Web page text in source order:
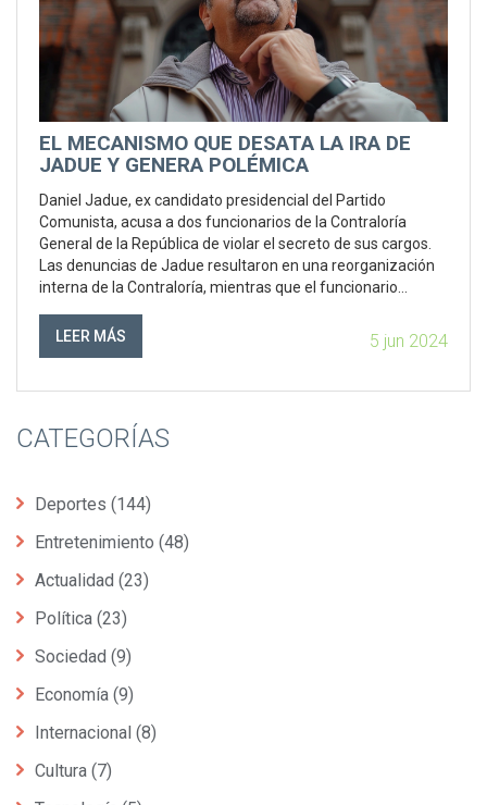
EL MECANISMO QUE DESATA LA IRA DE
JADUE Y GENERA POLÉMICA
Daniel Jadue, ex candidato presidencial del Partido
Comunista, acusa a dos funcionarios de la Contraloría
General de la República de violar el secreto de sus cargos.
Las denuncias de Jadue resultaron en una reorganización
interna de la Contraloría, mientras que el funcionario
estrella de Jadue.
LEER MÁS 5 jun 2024
CATEGORÍAS
Deportes (144)
Entretenimiento (48)
Actualidad (23)
Política (23)
Sociedad (9)
Economía (9)
Internacional (8)
Cultura (7)